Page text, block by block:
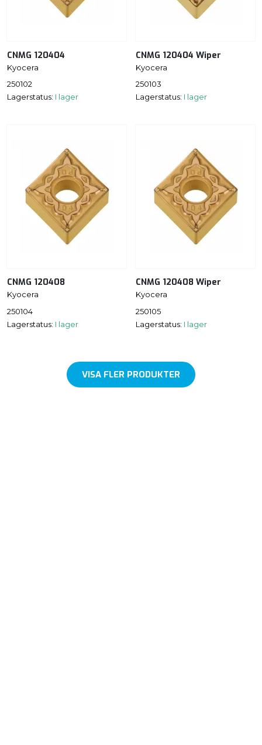
CNMG 120404
Kyocera
250102
Lagerstatus: I lager
CNMG 120404 Wiper
Kyocera
250103
Lagerstatus: I lager
CNMG 120408
Kyocera
250104
Lagerstatus: I lager
CNMG 120408 Wiper
Kyocera
250105
Lagerstatus: I lager
VISA FLER PRODUKTER